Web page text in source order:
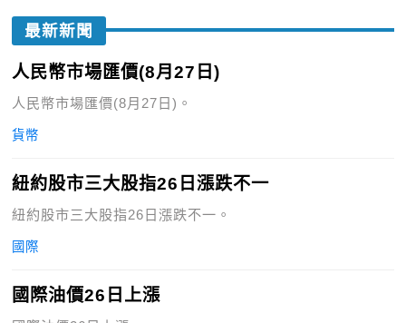
最新新聞
人民幣市場匯價(8月27日)
人民幣市場匯價(8月27日)。
貨幣
紐約股市三大股指26日漲跌不一
紐約股市三大股指26日漲跌不一。
國際
國際油價26日上漲